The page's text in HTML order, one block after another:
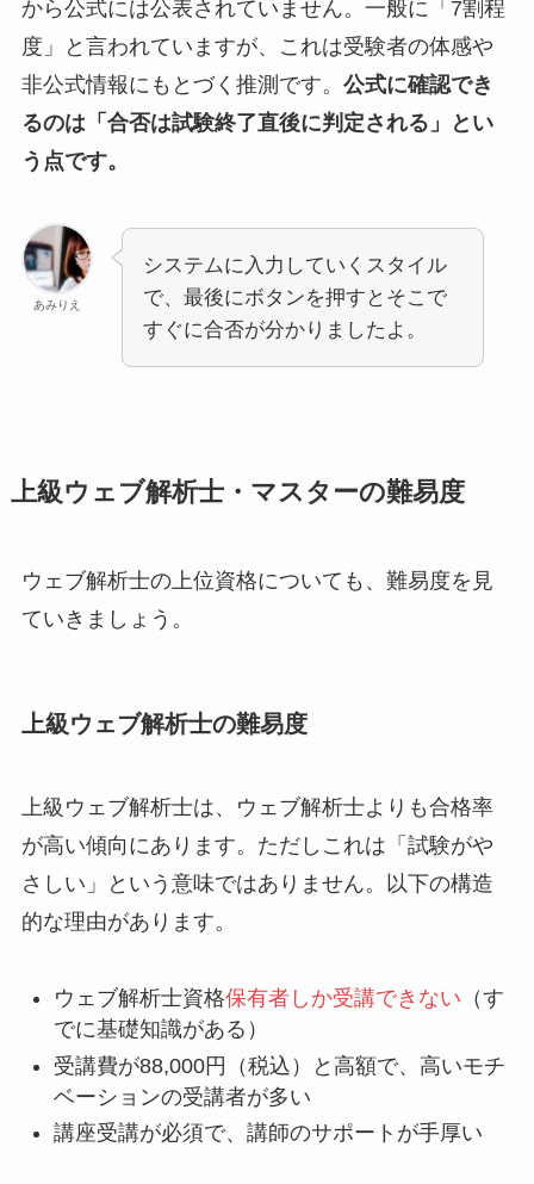
から公式には公表されていません。一般に「7割程
度」と言われていますが、これは受験者の体感や
非公式情報にもとづく推測です。 公式に確認でき
るのは「合否は試験終了直後に判定される」とい
う点です。
あみりえ
システムに入力していくスタイル
で、最後にボタンを押すとそこで
すぐに合否が分かりましたよ。
上級ウェブ解析士・マスターの難易度
ウェブ解析士の上位資格についても、難易度を見
ていきましょう。
上級ウェブ解析士の難易度
上級ウェブ解析士は、ウェブ解析士よりも合格率
が高い傾向にあります。ただしこれは「試験がや
さしい」という意味ではありません。以下の構造
的な理由があります。
ウェブ解析士資格保有者しか受講できない （す
でに基礎知識がある）
受講費が88,000円（税込）と高額で、高いモチ
ベーションの受講者が多い
講座受講が必須で、講師のサポートが手厚い